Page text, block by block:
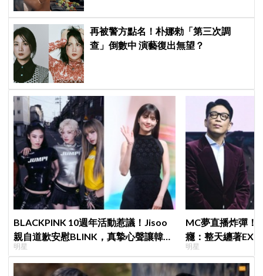
再被警方點名！朴娜勑「第三次調
查」倒數中 演藝復出無望？
BLACKPINK 10週年活動惹議！Jisoo
親自道歉安慰BLINK，真摯心聲讓韓網
直呼：「看了心裡好暖」
明星
MC夢直播炸彈！
癮：整天纏著
「伯賢啊，男人
明星